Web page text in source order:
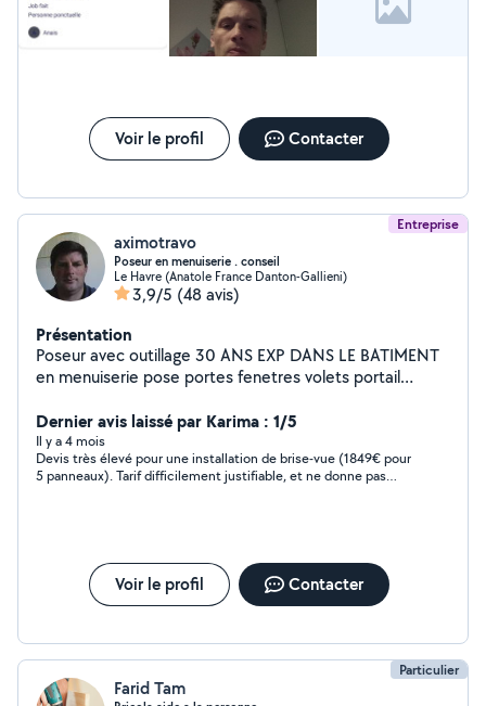
Voir le profil Contacter
Entreprise
aximotravo
Poseur en menuiserie . conseil
Le Havre (Anatole France Danton-Gallieni)
3,9/5 (48 avis)
Présentation
Poseur avec outillage 30 ANS EXP DANS LE BATIMENT
en menuiserie pose portes fenetres volets portail
panneaux grillagés portail tous types bois metal alu pvc
...
Dernier avis laissé par Karima : 1/5
Il y a 4 mois
Devis très élevé pour une installation de brise-vue (1849€ pour
5 panneaux). Tarif difficilement justifiable, et ne donne pas
Voir le profil Contacter
Particulier
Farid Tam